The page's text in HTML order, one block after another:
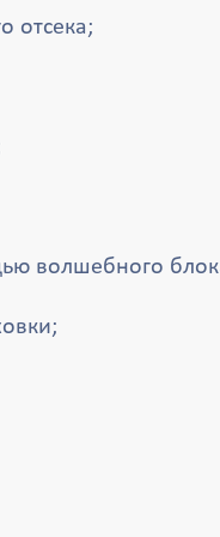
отсека;
волшебного